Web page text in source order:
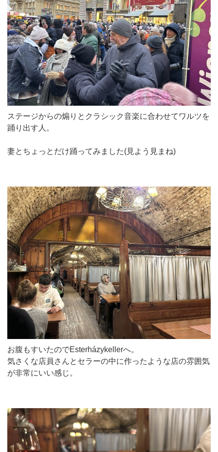
ステージからの煽りとクラシック音楽に合わせてワルツを
踊り出す人。
妻とちょっとだけ踊ってみました(見よう見まね)
お腹もすいたのでEsterházykellerへ。
気さくな店員さんとセラーの中に作ったような店の雰囲気
が非常にいい感じ。